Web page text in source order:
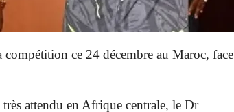
ce 24 décembre au Maroc, face
attendu en Afrique centrale, le Dr